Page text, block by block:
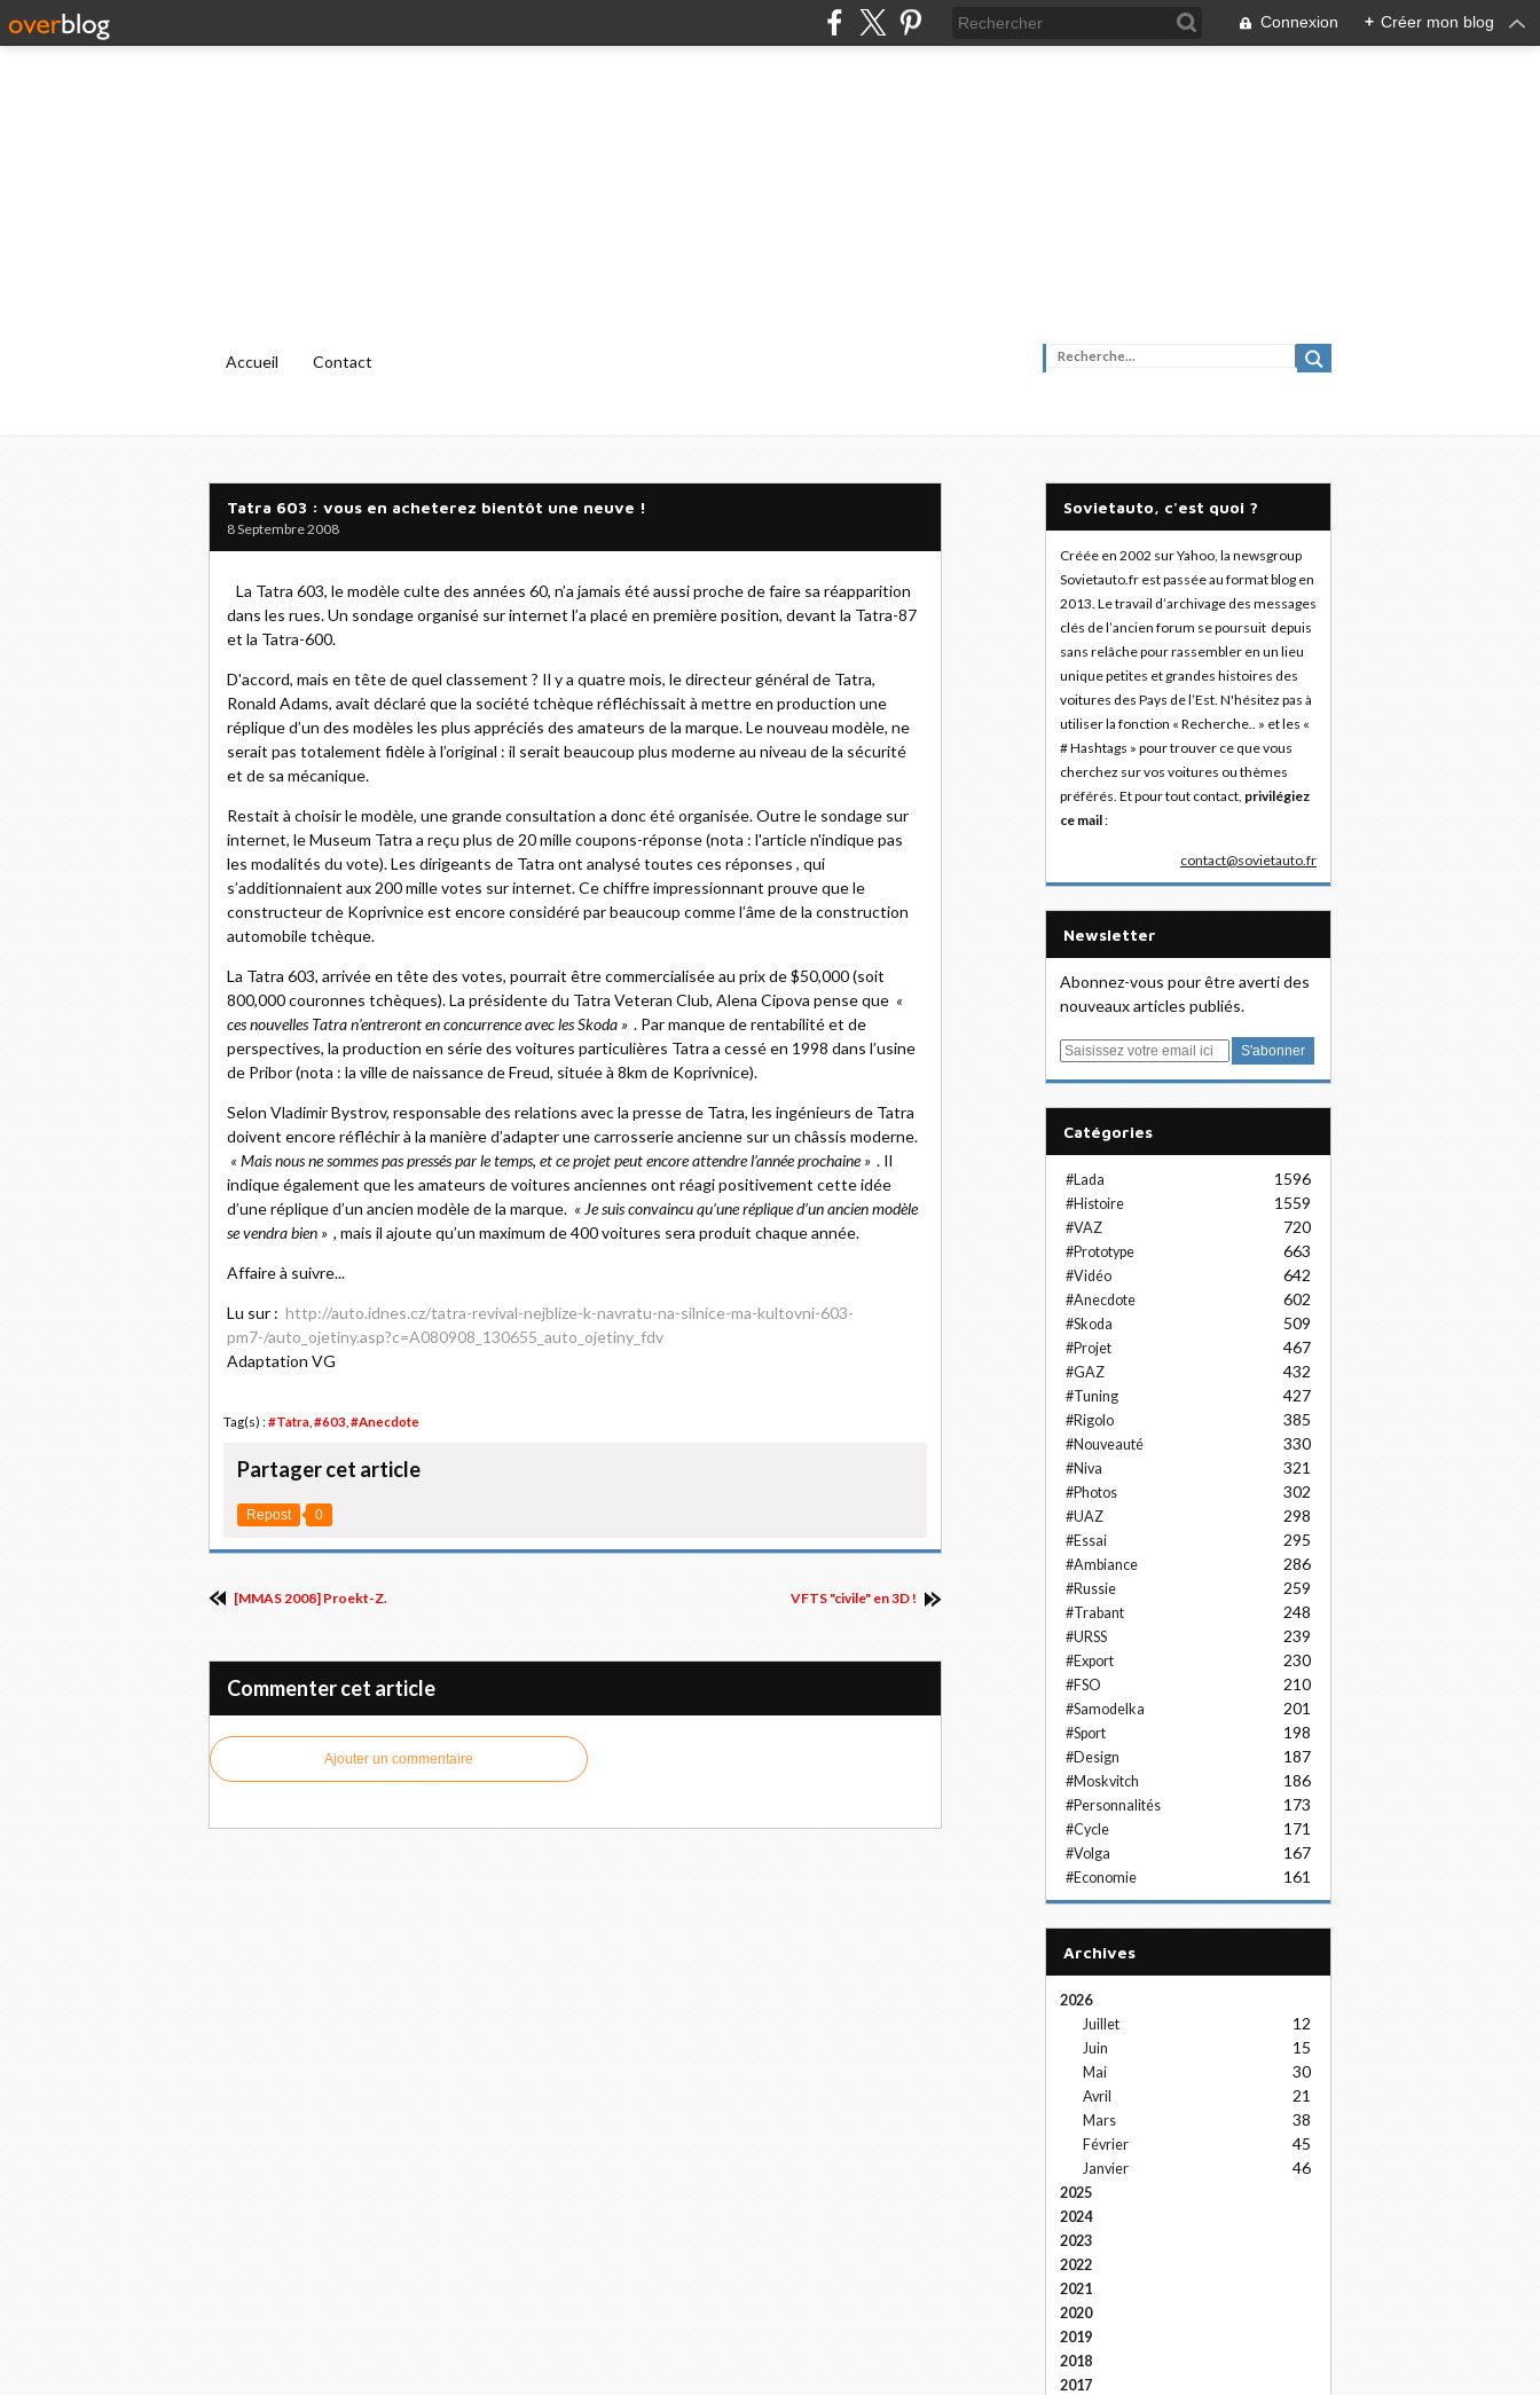
Connexion + Créer mon blog
Accueil Contact
Tatra 603 : vous en acheterez bientôt une neuve !
8 Septembre 2008
La Tatra 603, le modèle culte des années 60, n’a jamais été aussi proche de faire sa réapparition
dans les rues. Un sondage organisé sur internet l’a placé en première position, devant la Tatra-87
et la Tatra-600.
D'accord, mais en tête de quel classement ? Il y a quatre mois, le directeur général de Tatra,
Ronald Adams, avait déclaré que la société tchèque réfléchissait à mettre en production une
réplique d’un des modèles les plus appréciés des amateurs de la marque. Le nouveau modèle, ne
serait pas totalement fidèle à l’original : il serait beaucoup plus moderne au niveau de la sécurité
et de sa mécanique.
Restait à choisir le modèle, une grande consultation a donc été organisée. Outre le sondage sur
internet, le Museum Tatra a reçu plus de 20 mille coupons-réponse (nota : l'article n'indique pas
les modalités du vote). Les dirigeants de Tatra ont analysé toutes ces réponses , qui
s’additionnaient aux 200 mille votes sur internet. Ce chiffre impressionnant prouve que le
constructeur de Koprivnice est encore considéré par beaucoup comme l’âme de la construction
automobile tchèque.
La Tatra 603, arrivée en tête des votes, pourrait être commercialisée au prix de $50,000 (soit
800,000 couronnes tchèques). La présidente du Tatra Veteran Club, Alena Cipova pense que «
ces nouvelles Tatra n’entreront en concurrence avec les Skoda » . Par manque de rentabilité et de
perspectives, la production en série des voitures particulières Tatra a cessé en 1998 dans l’usine
de Pribor (nota : la ville de naissance de Freud, située à 8km de Koprivnice).
Selon Vladimir Bystrov, responsable des relations avec la presse de Tatra, les ingénieurs de Tatra
doivent encore réfléchir à la manière d’adapter une carrosserie ancienne sur un châssis moderne.
« Mais nous ne sommes pas pressés par le temps, et ce projet peut encore attendre l’année prochaine » . Il
indique également que les amateurs de voitures anciennes ont réagi positivement cette idée
d’une réplique d’un ancien modèle de la marque. « Je suis convaincu qu’une réplique d’un ancien modèle
se vendra bien » , mais il ajoute qu’un maximum de 400 voitures sera produit chaque année.
Affaire à suivre...
Lu sur : http://auto.idnes.cz/tatra-revival-nejblize-k-navratu-na-silnice-ma-kultovni-603-
pm7-/auto_ojetiny.asp?c=A080908_130655_auto_ojetiny_fdv
Adaptation VG
Tag(s) : #Tatra #603 #Anecdote
Partager cet article
Repost 0
[MMAS 2008] Proekt-Z. VFTS "civile" en 3D !
Commenter cet article
Ajouter un commentaire
Sovietauto, c'est quoi ?
Créée en 2002 sur Yahoo, la newsgroup
Sovietauto.fr est passée au format blog en
2013. Le travail d’archivage des messages
clés de l’ancien forum se poursuit depuis
sans relâche pour rassembler en un lieu
unique petites et grandes histoires des
voitures des Pays de l’Est. N'hésitez pas à
utiliser la fonction « Recherche.. » et les «
# Hashtags » pour trouver ce que vous
cherchez sur vos voitures ou thèmes
préférés. Et pour tout contact, privilégiez
ce mail:
contact@sovietauto.fr
Newsletter
Abonnez-vous pour être averti des
nouveaux articles publiés.
E
Catégories
#Lada 1596
#Histoire 1559
#VAZ 720
#Prototype 663
#Vidéo 642
#Anecdote 602
#Skoda 509
#Projet 467
#GAZ 432
#Tuning 427
#Rigolo 385
#Nouveauté 330
#Niva 321
#Photos 302
#UAZ 298
#Essai 295
#Ambiance 286
#Russie 259
#Trabant 248
#URSS 239
#Export 230
#FSO 210
#Samodelka 201
#Sport 198
#Design 187
#Moskvitch 186
#Personnalités 173
#Cycle 171
#Volga 167
#Economie 161
Archives
2026
Juillet
12
Juin 15
Mai 30
Avril 21
Mars 38
Février 45
Janvier 46
2025
2024
2023
2022
2021
2020
2019
2018
2017